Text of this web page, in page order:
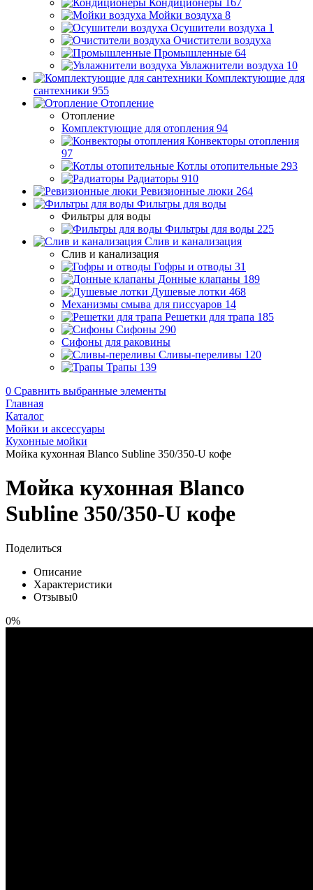
Кондиционеры
167
Мойки воздуха 8
Осушители воздуха 1
Очистители воздуха
Промышленные 64
Увлажнители воздуха 10
Комплектующие для
сантехники 955
Отопление
Отопление
Комплектующие для отопления 94
Конвекторы отопления
97
Котлы отопительные 293
Радиаторы 910
Ревизионные люки 264
Фильтры для воды
Фильтры для воды
Фильтры для воды 225
Слив и канализация
Слив и канализация
Гофры и отводы 31
Донные клапаны 189
Душевые лотки 468
Механизмы смыва для писсуаров 14
Решетки для трапа 185
Сифоны 290
Сифоны для раковины
Сливы-переливы 120
Трапы 139
0 Сравнить выбранные элементы
Главная
Каталог
Мойки и аксессуары
Кухонные мойки
Мойка кухонная Blanco Subline 350/350-U кофе
Мойка кухонная Blanco
Subline 350/350-U кофе
Поделиться
Описание
Характеристики
Отзывы0
0%